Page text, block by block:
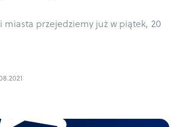
miasta przejedziemy już w piątek, 20